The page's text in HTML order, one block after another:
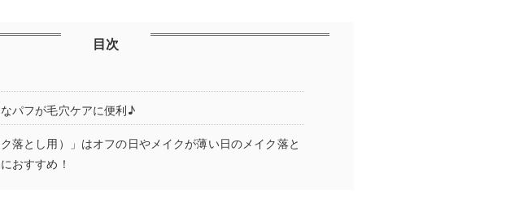
目次
パフが毛穴ケアに便利♪
落とし用）」はオフの日やメイクが薄い日のメイク落と
おすすめ！